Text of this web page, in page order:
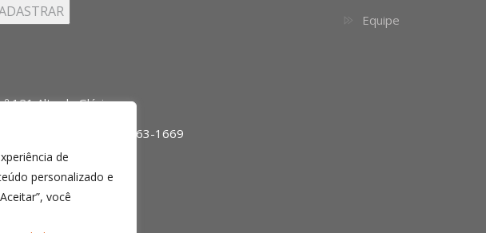
de
personalizado e
você
121 Alto da Glória
3103-0345 - (11) 4063-1669
Equipe